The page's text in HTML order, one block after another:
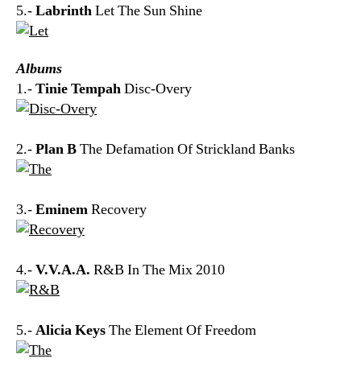
5.-LabrinthLet The Sun Shine
Albums
1.-Tinie TempahDisc-Overy
2.-Plan BThe Defamation Of Strickland Banks
3.-EminemRecovery
4.-V.V.A.A. R&B In The Mix 2010
5.-Alicia KeysThe Element Of Freedom